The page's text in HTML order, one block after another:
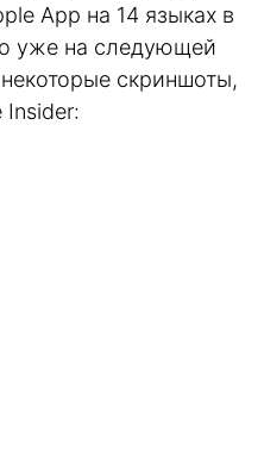
App на 14 языках в
уже на следующей
скриншоты,
Insider: